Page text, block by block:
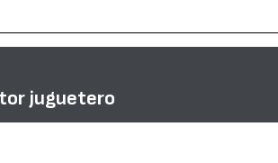
juguetero